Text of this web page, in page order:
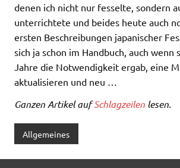
denen ich nicht nur fesselte, sondern
unterrichtete und beides heute auch
ersten Beschreibungen japanischer
sich ja schon im Handbuch, auch wenn
Jahre die Notwendigkeit ergab, eine
aktualisieren und neu …
Ganzen Artikel aufSchlagzeilen lesen.
Allgemeines